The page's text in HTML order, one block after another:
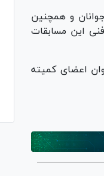
و همچنین
این مسابقات
اعضای کمیته